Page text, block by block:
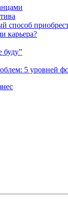
карьера?
буду”
5 уровней